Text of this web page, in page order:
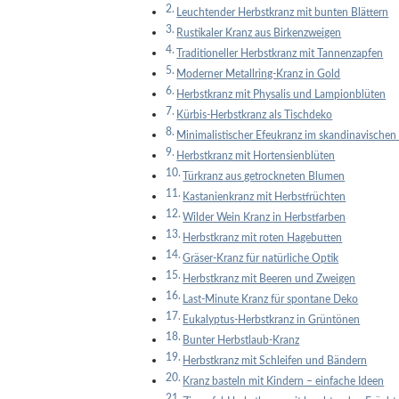
Leuchtender Herbstkranz mit bunten Blättern
Rustikaler Kranz aus Birkenzweigen
Traditioneller Herbstkranz mit Tannenzapfen
Moderner Metallring-Kranz in Gold
Herbstkranz mit Physalis und Lampionblüten
Kürbis-Herbstkranz als Tischdeko
Minimalistischer Efeukranz im skandinavischen
Herbstkranz mit Hortensienblüten
Türkranz aus getrockneten Blumen
Kastanienkranz mit Herbstfrüchten
Wilder Wein Kranz in Herbstfarben
Herbstkranz mit roten Hagebutten
Gräser-Kranz für natürliche Optik
Herbstkranz mit Beeren und Zweigen
Last-Minute Kranz für spontane Deko
Eukalyptus-Herbstkranz in Grüntönen
Bunter Herbstlaub-Kranz
Herbstkranz mit Schleifen und Bändern
Kranz basteln mit Kindern – einfache Ideen